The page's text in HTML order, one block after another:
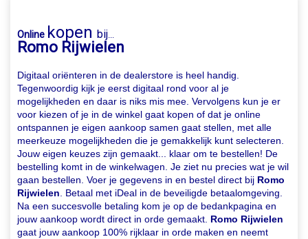
Online kopen bij...
Romo Rijwielen
Digitaal oriënteren in de dealerstore is heel handig.
Tegenwoordig kijk je eerst digitaal rond voor al je
mogelijkheden en daar is niks mis mee. Vervolgens kun je er
voor kiezen of je in de winkel gaat kopen of dat je online
ontspannen je eigen aankoop samen gaat stellen, met alle
meerkeuze mogelijkheden die je gemakkelijk kunt selecteren.
Jouw eigen keuzes zijn gemaakt... klaar om te bestellen! De
bestelling komt in de winkelwagen. Je ziet nu precies wat je wil
gaan bestellen. Voer je gegevens in en bestel direct bij Romo
Rijwielen . Betaal met iDeal in de beveiligde betaalomgeving.
Na een succesvolle betaling kom je op de bedankpagina en
jouw aankoop wordt direct in orde gemaakt. Romo Rijwielen
gaat jouw aankoop 100% rijklaar in orde maken en neemt